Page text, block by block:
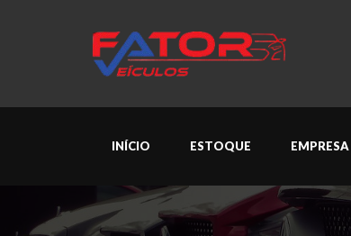
INÍCIO ESTOQUE EMPRESA